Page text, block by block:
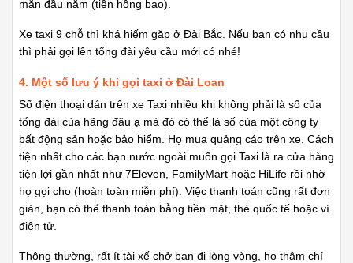
mắn đầu năm (tiền hồng bao).
Xe taxi 9 chỗ thì khá hiếm gặp ở Đài Bắc. Nếu bạn có nhu cầu
thì phải gọi lên tổng đài yêu cầu mới có nhé!
4. Một số lưu ý khi gọi taxi ở Đài Loan
Số điện thoại dán trên xe Taxi nhiều khi không phải là số của
tổng đài của hãng đâu ạ mà đó có thể là số của một công ty
bất động sản hoặc bảo hiểm. Họ mua quảng cáo trên xe. Cách
tiện nhất cho các bạn nước ngoài muốn gọi Taxi là ra cửa hàng
tiện lợi gần nhất như 7Eleven, FamilyMart hoặc HiLife rồi nhờ
họ gọi cho (hoàn toàn miễn phí). Việc thanh toán cũng rất đơn
giản, bạn có thể thanh toán bằng tiền mặt, thẻ quốc tế hoặc ví
điện tử.
Thông thường, rất ít tài xế chở bạn đi lòng vòng, họ thậm chí